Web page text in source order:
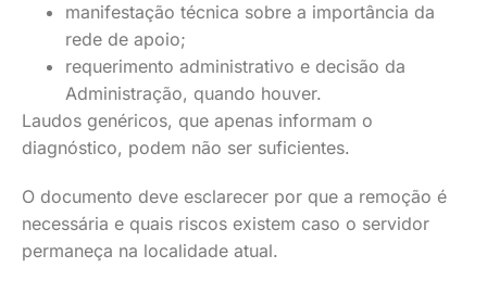
manifestação técnica sobre a importância da
rede de apoio;
requerimento administrativo e decisão da
Administração, quando houver.
Laudos genéricos, que apenas informam o
diagnóstico, podem não ser suficientes.
O documento deve esclarecer por que a remoção é
necessária e quais riscos existem caso o servidor
permaneça na localidade atual.